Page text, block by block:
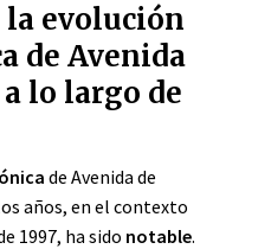
la evolución
de Avenida
lo largo de
de Avenida de
años, en el contexto
1997, ha sido notable.